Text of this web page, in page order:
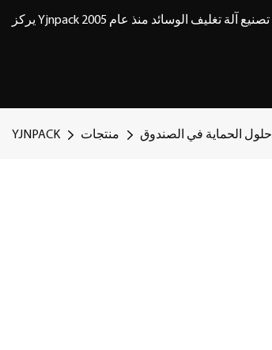
YJNPACK منتجات حلول الحماية في الصندوق